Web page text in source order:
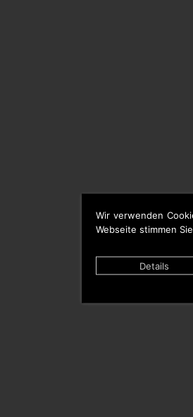
Wir verwenden
Webseite stimmen
Details